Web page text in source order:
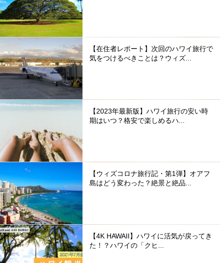
【在住者レポート】次回のハワイ旅行で
気をつけるべきことは？ウィズ...
【2023年最新版】ハワイ旅行の安い時
期はいつ？格安で楽しめるハ...
【ウィズコロナ旅行記・第1弾】オアフ
島はどう変わった？絶景と絶品...
【4K HAWAII】ハワイに活気が戻ってき
た！？ハワイの「クヒ...